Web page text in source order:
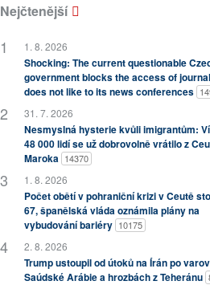
Nejčtenější
1. 8. 2026
Shocking: The current questionable
government blocks the access of
does not like to its news conferences
31. 7. 2026
Nesmyslná hysterie kvůli imigrantům:
48 000 lidí se už dobrovolně vrátilo z
Maroka 14370
1. 8. 2026
Počet obětí v pohraniční krizi v Ceutě
67, španělská vláda oznámila plány na
vybudování bariéry 10175
2. 8. 2026
Trump ustoupil od útoků na Írán po
Saúdské Arábie a hrozbách z Teheránu